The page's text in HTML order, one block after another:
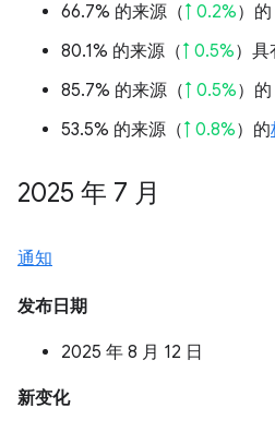
66.7% 的来源（↑ 0.2%）
80.1% 的来源（↑ 0.5%）具
85.7% 的来源（↑ 0.5%）
53.5% 的来源（↑ 0.8%）的
2025 年 7 月
通知
发布日期
2025 年 8 月 12 日
新变化